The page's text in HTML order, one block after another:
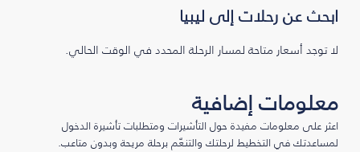
ابحث عن رحلات إلى ليبيا
لا توجد أسعار متاحة لمسار الرحلة المحدد في الوقت الحالي.
معلومات إضافية
اعثر على معلومات مفيدة حول التأشيرات ومتطلبات تأشيرة الدخول
لمساعدتك في التخطيط لرحلتك والتنعّم برحلة مريحة وبدون متاعب.